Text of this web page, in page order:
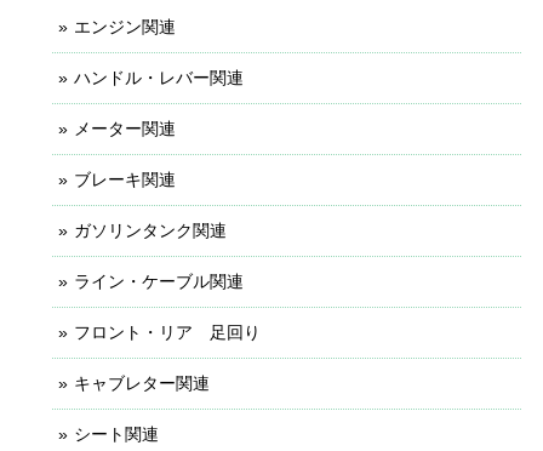
エンジン関連
ハンドル・レバー関連
メーター関連
ブレーキ関連
ガソリンタンク関連
ライン・ケーブル関連
フロント・リア 足回り
キャブレター関連
シート関連